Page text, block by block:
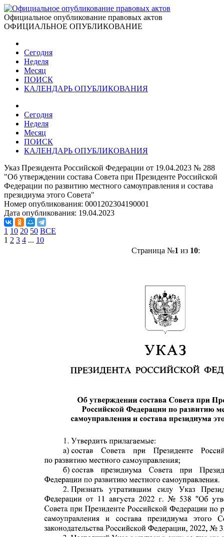
Официальное опубликование правовых актов
ОФИЦИАЛЬНОЕ ОПУБЛИКОВАНИЕ
Сегодня
Неделя
Месяц
ПОИСК
КАЛЕНДАРЬ ОПУБЛИКОВАНИЯ
Сегодня
Неделя
Месяц
ПОИСК
КАЛЕНДАРЬ ОПУБЛИКОВАНИЯ
Указ Президента Российской Федерации от 19.04.2023 № 288
"Об утверждении состава Совета при Президенте Российской
Федерации по развитию местного самоуправления и состава
президиума этого Совета"
Номер опубликования: 0001202304190001
Дата опубликования: 19.04.2023
1 10 20 50 ВСЕ
1 2 3 4 ... 10
Страница №1 из 10: